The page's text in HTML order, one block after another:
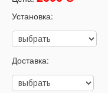
Установка:
Доставка: